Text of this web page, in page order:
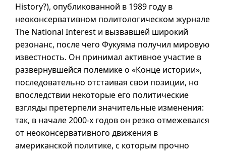
History?), опубликованной в 1989 году в
неоконсервативном политологическом журнале
The National Interest и вызвавшей широкий
резонанс, после чего Фукуяма получил мировую
известность. Он принимал активное участие в
развернувшейся полемике о «Конце истории»,
последовательно отстаивая свои позиции, но
впоследствии некоторые его политические
взгляды претерпели значительные изменения:
так, в начале2000-х годов он резко отмежевался
от неоконсервативного движения в
американской политике, с которым прочно